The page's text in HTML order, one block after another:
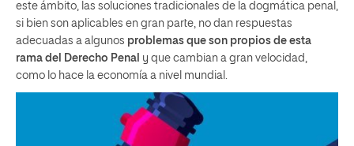
este ámbito, las soluciones tradicionales de la dogmática penal,
si bien son aplicables en gran parte, no dan respuestas
adecuadas a algunos problemas que son propios de esta
rama del Derecho Penal y que cambian a gran velocidad,
como lo hace la economía a nivel mundial.